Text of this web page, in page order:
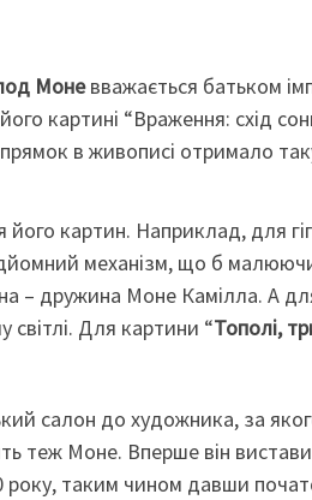
Моневважається батьком
картині “Враження: схід
в живописі отримало
картин. Наприклад, для
механізм, що б
– дружина Моне Камілла. А
Для картини “Тополі,
салон до художника, за
теж Моне. Вперше він
року, таким чином давши